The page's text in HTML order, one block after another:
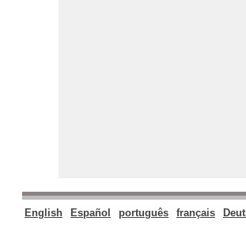
English Español português français